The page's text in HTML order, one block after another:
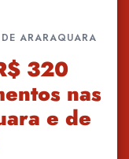
DE ARARAQUARA
320
nas
e de